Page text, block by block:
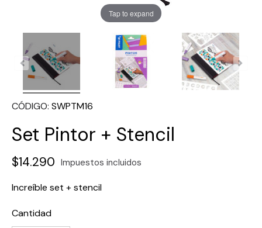
Tap to expand
CÓDIGO SWPTM16
Set Pintor + Stencil
$14.290 Impuestos incluidos
Increíble set + stencil
Cantidad